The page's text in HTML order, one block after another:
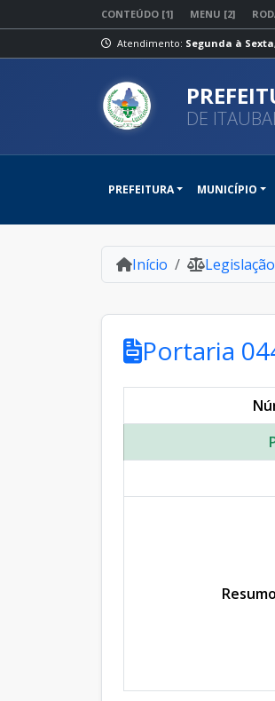
CONTEÚDO [1] MENU [2]
Atendimento: Segunda à
DE
PREFEITURA MUNICÍPIO
Início
Portaria